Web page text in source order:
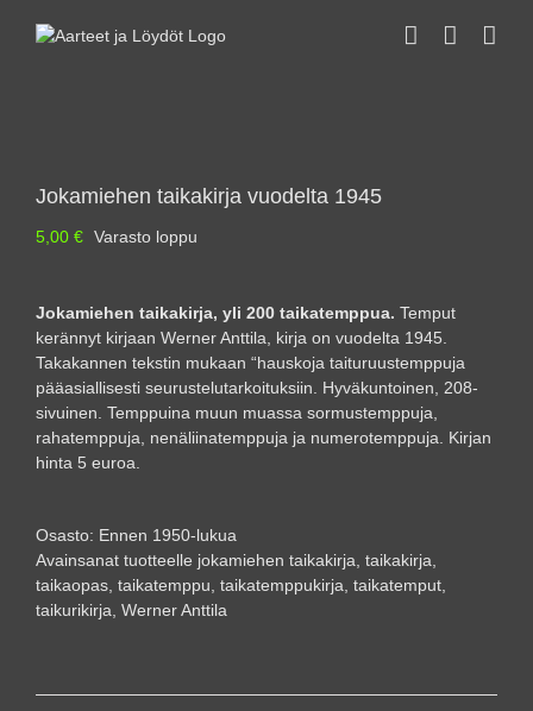
Jokamiehen taikakirja vuodelta 1945
5,00 € Varasto loppu
Jokamiehen taikakirja, yli 200 taikatemppua. Temput
kerännyt kirjaan Werner Anttila, kirja on vuodelta 1945.
Takakannen tekstin mukaan “hauskoja taituruustemppuja
pääasiallisesti seurustelutarkoituksiin. Hyväkuntoinen, 208-
sivuinen. Temppuina muun muassa sormustemppuja,
rahatemppuja, nenäliinatemppuja ja numerotemppuja. Kirjan
hinta 5 euroa.
Osasto: Ennen 1950-lukua
Avainsanat tuotteelle jokamiehen taikakirja taikakirja
taikaopas taikatemppu taikatemppukirja taikatemput
taikurikirja Werner Anttila